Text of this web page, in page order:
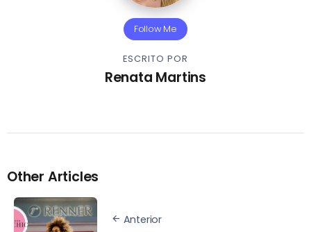
Follow Me
ESCRITO POR
Renata Martins
Other Articles
Anterior